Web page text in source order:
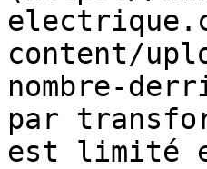
content/
nombre-
par
est limité